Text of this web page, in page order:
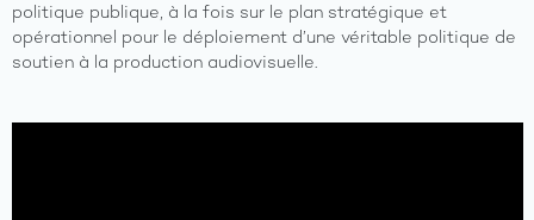
politique publique, à la fois sur le plan stratégique et
opérationnel pour le déploiement d’une véritable politique de
soutien à la production audiovisuelle.